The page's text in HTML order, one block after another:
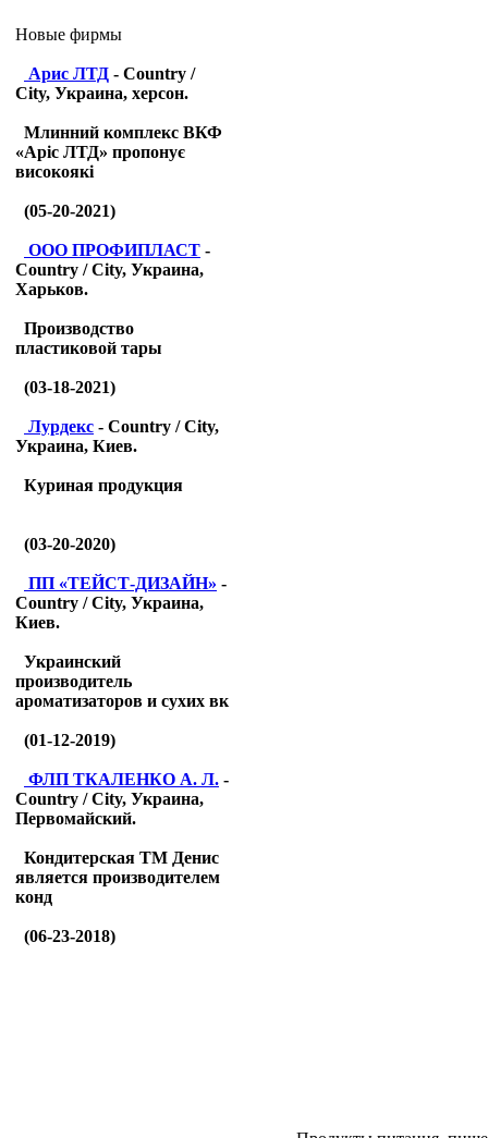
Новые фирмы
Арис ЛТД - Country /
City, Украина, херсон.
Млинний комплекс ВКФ
«Аріс ЛТД» пропонує
високоякі
(05-20-2021)
ООО ПРОФИПЛАСТ -
Country / City, Украина,
Харьков.
Производство
пластиковой тары
(03-18-2021)
Лурдекс - Country / City,
Украина, Киев.
Куриная продукция
(03-20-2020)
ПП «ТЕЙСТ-ДИЗАЙН» -
Country / City, Украина,
Киев.
Украинский
производитель
ароматизаторов и сухих вк
(01-12-2019)
ФЛП ТКАЛЕНКО А. Л. -
Country / City, Украина,
Первомайский.
Кондитерская ТМ Денис
является производителем
конд
(06-23-2018)